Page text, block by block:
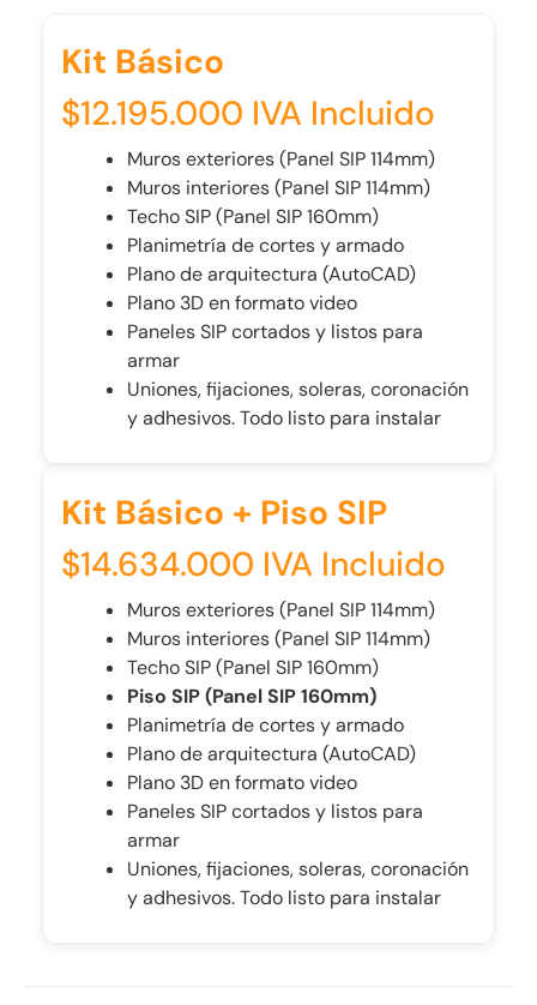
Kit Básico
$12.195.000 IVA Incluido
Muros exteriores (Panel SIP 114mm)
Muros interiores (Panel SIP 114mm)
Techo SIP (Panel SIP 160mm)
Planimetría de cortes y armado
Plano de arquitectura (AutoCAD)
Plano 3D en formato video
Paneles SIP cortados y listos para
armar
Uniones, fijaciones, soleras, coronación
y adhesivos. Todo listo para instalar
Kit Básico + Piso SIP
$14.634.000 IVA Incluido
Muros exteriores (Panel SIP 114mm)
Muros interiores (Panel SIP 114mm)
Techo SIP (Panel SIP 160mm)
Piso SIP (Panel SIP 160mm)
Planimetría de cortes y armado
Plano de arquitectura (AutoCAD)
Plano 3D en formato video
Paneles SIP cortados y listos para
armar
Uniones, fijaciones, soleras, coronación
y adhesivos. Todo listo para instalar